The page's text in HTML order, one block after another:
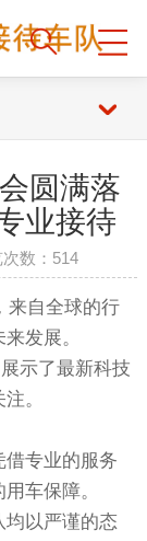
圆满落
业接待
数：514
来自全球的行
发展。
示了最新科技
注。
借专业的服务
车保障。
均以严谨的态